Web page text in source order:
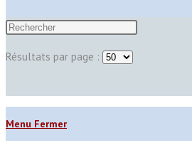
Résultats par page :
Menu Fermer